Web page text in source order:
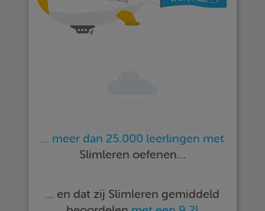
… meer dan 25.000 leerlingen met
Slimleren oefenen…
… en dat zij Slimleren gemiddeld